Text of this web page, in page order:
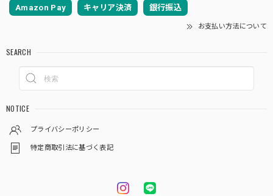
Amazon Pay キャリア決済 銀行振込
お支払い方法について
SEARCH
NOTICE
プライバシーポリシー
特定商取引法に基づく表記